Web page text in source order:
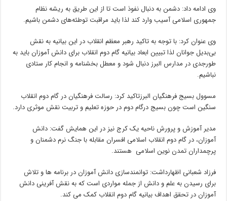
وی ادامه داد: دشمن به دنبال نفوذ است تا از این طریق به ریشه نظام
جمهوری اسلامی آسیب وارد کند لذا باید مراقبت توطئه‌های دشمن باشیم.
وی عنوان کرد: با توجه به تاکید رهبر معظم انقلاب در این بیانیه به نقش
بی‌بدیل جوانان لذا تبیین ابعاد بیانیه گام دوم انقلاب برای دانش آموزان باید به
طورجدی در مدارس البرز دنبال شود و معطل بخشنامه و انجام کار ستادی
نباشیم.
مسوول بسیج فرهنگیان البرزتاکید کرد: رسالت فرهنگیان در گام دوم انقلاب
سنگین است چون بسیج درگام دوم در حوزه تعلیم و تربیت نقش موثری دارد.
مدیر آموزش و پرورش ناحیه یک کرج نیز در این همایش گفت: دانش
آموزان، در گام دوم انقلاب اسلامی افسران مقابله با جنگ نرم دشمنان و
پرچمداران تمدن نوین اسلامی هستند.
فرزاد شعبانی اظهارداشت: توانمندسازی دانش آموزان در برنامه ها و تلاش
برای رسیدن به علم و دانش از جمله مواردی است که به نقش آفرینی دانش
آموزان در تحقق اهداف بیانیه گام دوم انقلاب کمک می کند.